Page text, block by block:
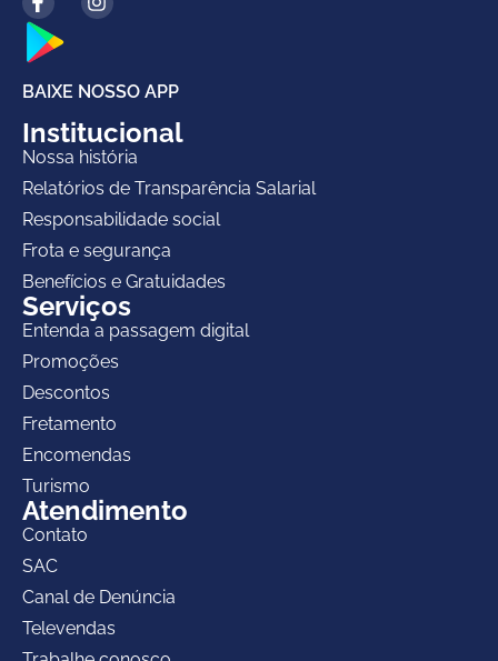
BAIXE NOSSO APP
Institucional
Nossa história
Relatórios de Transparência Salarial
Responsabilidade social
Frota e segurança
Benefícios e Gratuidades
Serviços
Entenda a passagem digital
Promoções
Descontos
Fretamento
Encomendas
Turismo
Atendimento
Contato
SAC
Canal de Denúncia
Televendas